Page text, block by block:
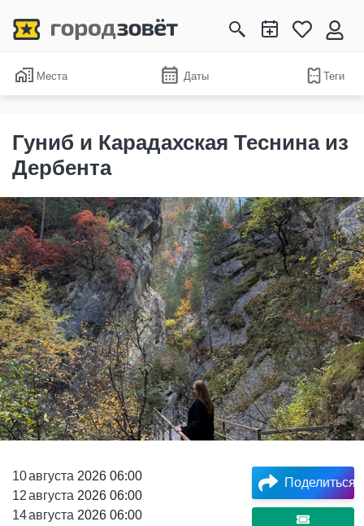
Места Даты Теги
Гуниб и Карадахская Теснина из
Дербента
10августа 2026 06:00
12августа 2026 06:00
14августа 2026 06:00
Поделиться